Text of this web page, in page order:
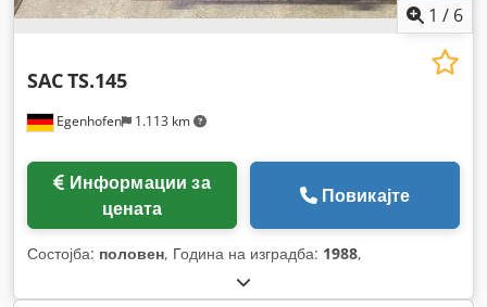
1 / 6
Egenhofen 1.113 km
SACTS.145
цената
Повикајте
Состојба: половен, Година на изградба: 1988,